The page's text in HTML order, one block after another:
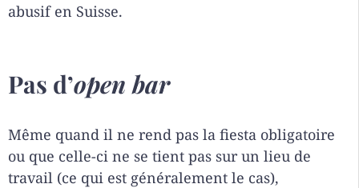
abusif en Suisse.
Pas d’open bar
Même quand il ne rend pas la fiesta obligatoire
ou que celle-ci ne se tient pas sur un lieu de
travail (ce qui est généralement le cas),